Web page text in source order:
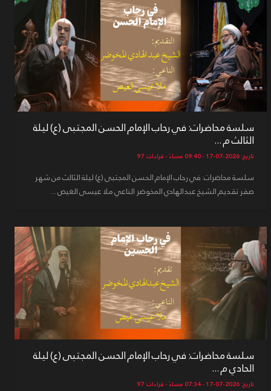
سلسة محاضرات: في رحاب الإمام الحسن المجتبى (ع) ليلة
الثالث م ...
تاريخ: 2026-07-17 - 09:40 مساءً - قراءات: 97
سلسة محاضرات: في رحاب الإمام الحسن المجتبى (ع) ليلة الثالث من شهر
صفر تقديم الشيخ عبدالهادي المخوضر الناعي ملا عيسى الغيص ...
سلسة محاضرات: في رحاب الإمام الحسن المجتبى (ع) ليلة
الحادي م ...
تاريخ: 2026-07-17 - 07:34 مساءً - قراءات: 97